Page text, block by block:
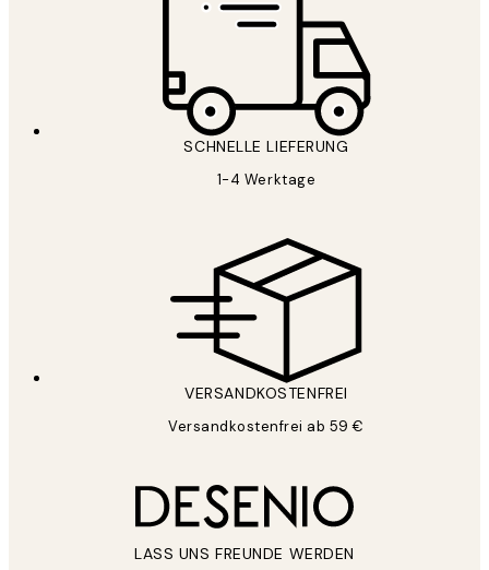
SCHNELLE LIEFERUNG
1-4 Werktage
VERSANDKOSTENFREI
Versandkostenfrei ab 59 €
LASS UNS FREUNDE WERDEN